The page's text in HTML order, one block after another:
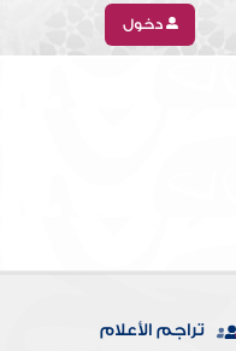
دخول
تراجم الأعلام